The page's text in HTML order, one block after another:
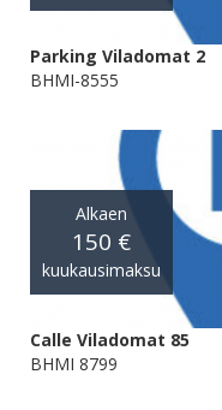
Parking Viladomat 2
BHMI-8555
Alkaen
150 €
kuukausimaksu
Calle Viladomat 85
BHMI 8799